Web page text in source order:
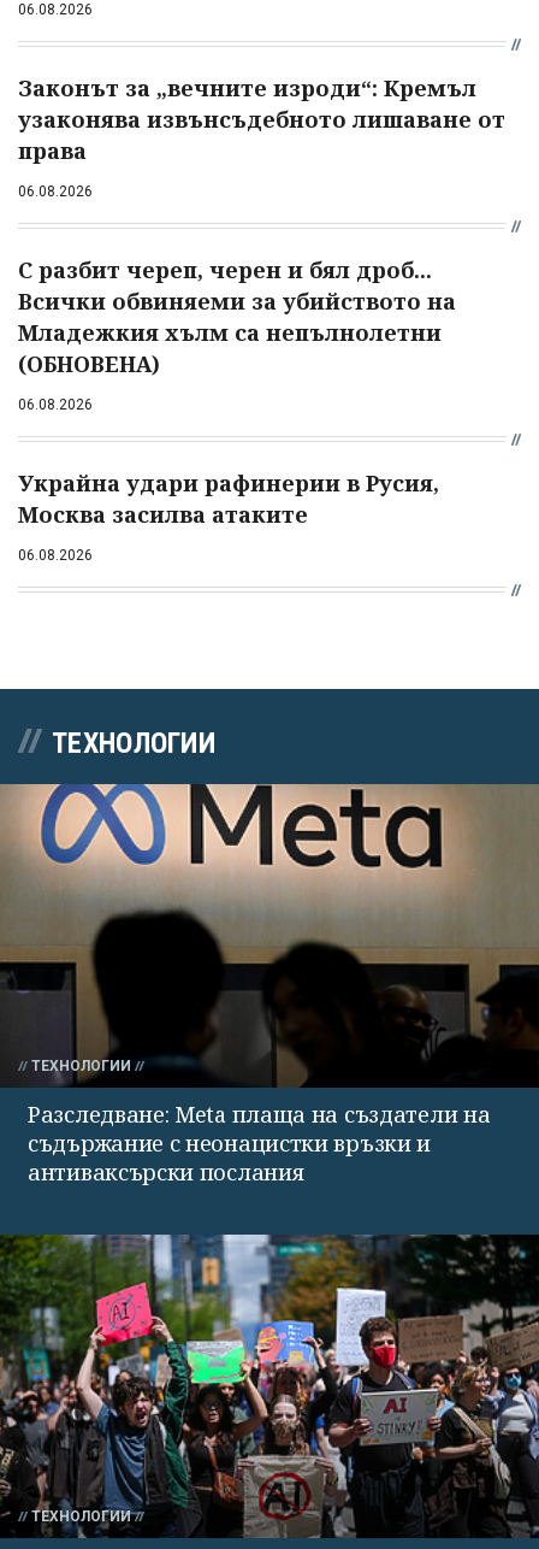
06.08.2026
Законът за „вечните изроди“: Кремъл
узаконява извънсъдебното лишаване от
права
06.08.2026
С разбит череп, черен и бял дроб...
Всички обвиняеми за убийството на
Младежкия хълм са непълнолетни
(ОБНОВЕНА)
06.08.2026
Украйна удари рафинерии в Русия,
Москва засилва атаките
06.08.2026
ТЕХНОЛОГИИ
ТЕХНОЛОГИИ
Разследване: Meta плаща на създатели на
съдържание с неонацистки връзки и
антиваксърски послания
ТЕХНОЛОГИИ